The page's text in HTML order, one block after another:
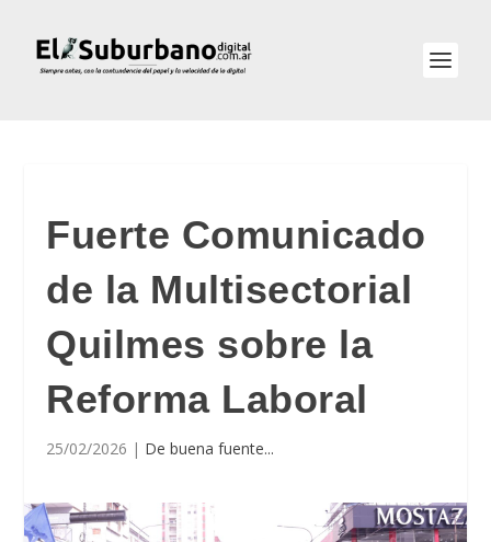
Fuerte Comunicado
de la Multisectorial
Quilmes sobre la
Reforma Laboral
25/02/2026 | De buena fuente...